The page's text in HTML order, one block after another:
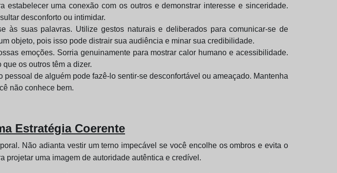
estabelecer uma conexão com os outros e demonstrar interesse e sinceridade.
desconforto ou intimidar.
às suas palavras. Utilize gestos naturais e deliberados para comunicar-se de
objeto, pois isso pode distrair sua audiência e minar sua credibilidade.
emoções. Sorria genuinamente para mostrar calor humano e acessibilidade.
os outros têm a dizer.
de alguém pode fazê-lo sentir-se desconfortável ou ameaçado. Mantenha
não conhece bem.
Estratégia Coerente
Não adianta vestir um terno impecável se você encolhe os ombros e evita o
projetar uma imagem de autoridade autêntica e credível.